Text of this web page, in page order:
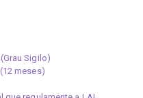
Sigilo)
meses)